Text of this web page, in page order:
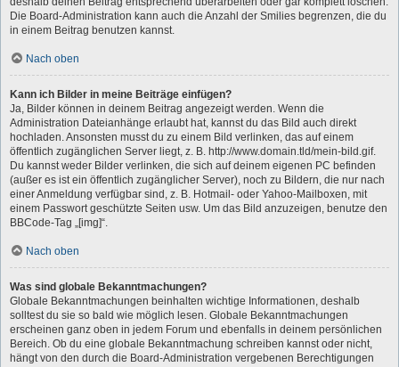
Die Board-Administration kann auch die Anzahl der Smilies begrenzen, die du
in einem Beitrag benutzen kannst.
Nach oben
Kann ich Bilder in meine Beiträge einfügen?
Ja, Bilder können in deinem Beitrag angezeigt werden. Wenn die
Administration Dateianhänge erlaubt hat, kannst du das Bild auch direkt
hochladen. Ansonsten musst du zu einem Bild verlinken, das auf einem
öffentlich zugänglichen Server liegt, z. B. http://www.domain.tld/mein-bild.gif.
Du kannst weder Bilder verlinken, die sich auf deinem eigenen PC befinden
(außer es ist ein öffentlich zugänglicher Server), noch zu Bildern, die nur nach
einer Anmeldung verfügbar sind, z. B. Hotmail- oder Yahoo-Mailboxen, mit
einem Passwort geschützte Seiten usw. Um das Bild anzuzeigen, benutze den
BBCode-Tag „[img]“.
Nach oben
Was sind globale Bekanntmachungen?
Globale Bekanntmachungen beinhalten wichtige Informationen, deshalb
solltest du sie so bald wie möglich lesen. Globale Bekanntmachungen
erscheinen ganz oben in jedem Forum und ebenfalls in deinem persönlichen
Bereich. Ob du eine globale Bekanntmachung schreiben kannst oder nicht,
hängt von den durch die Board-Administration vergebenen Berechtigungen